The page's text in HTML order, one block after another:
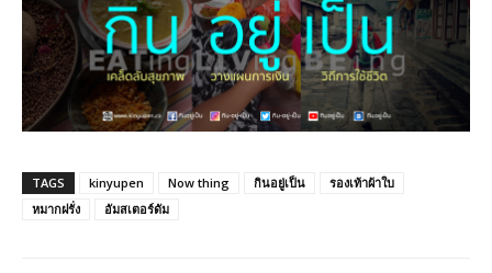
TAGS kinyupen Now thing กินอยู่เป็น
รองเท้าผ้าใบ
หมากฝรั่ง
อัมสเตอร์ดัม